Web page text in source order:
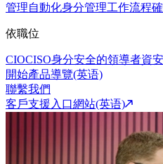
管理自動化身分管理工作流程
依職位
CIOCISO身分安全的領導者資
開始產品導覽(英语)
聯繫我們
客戶支援入口網站(英语)